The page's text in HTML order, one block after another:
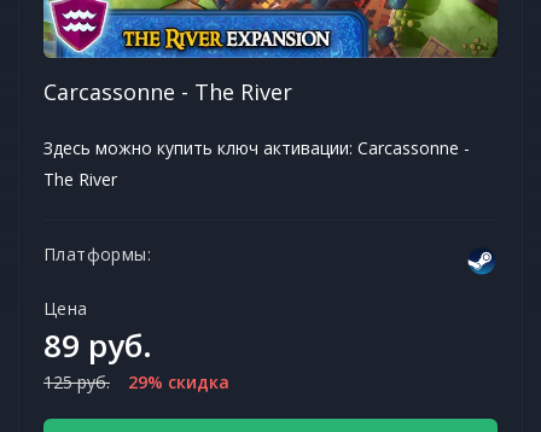
Carcassonne - The River
Здесь можно купить ключ активации: Carcassonne -
The River
Платформы:
Цена
89 руб.
125 руб. 29% скидка